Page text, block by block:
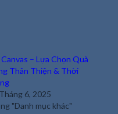
– Lựa Chọn Quà
Thân Thiện & Thời
6, 2025
"Danh mục khác"